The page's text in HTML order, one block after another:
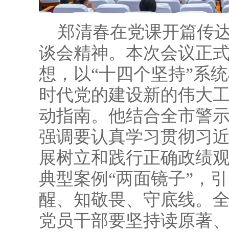
郑清春在党课开篇传
谈会精神。本次会议正
想，以“十四个坚持”系
时代党的建设新的伟大
动指南。他结合全市警
强调要认真学习贯彻习
展树立和践行正确政绩
典型案例“两面镜子”，
醒、知敬畏、守底线。
党员干部要坚持读原著